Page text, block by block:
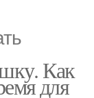
Как
для